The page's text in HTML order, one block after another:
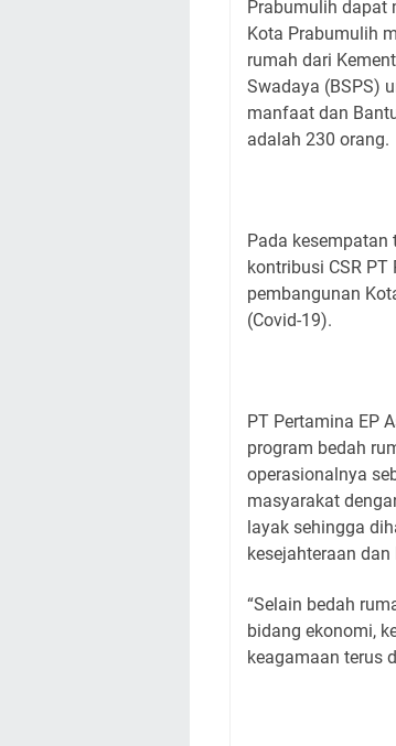
Prabumulih dapat
Kota Prabumulih
rumah dari
Swadaya (BSPS)
manfaat dan
adalah 230 orang.
Pada
kontribusi CSR
pembangunan
(Covid-19).
PT Pertamina EP
program bedah
operasionalnya
masyarakat
layak sehingga
kesejahteraan
“Selain bedah
bidang ekonomi,
keagamaan terus